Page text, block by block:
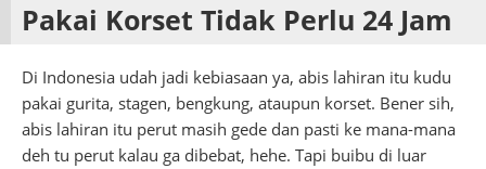
Pakai Korset Tidak Perlu 24 Jam
Di Indonesia udah jadi kebiasaan ya, abis lahiran itu kudu
pakai gurita, stagen, bengkung, ataupun korset. Bener sih,
abis lahiran itu perut masih gede dan pasti ke mana-mana
deh tu perut kalau ga dibebat, hehe. Tapi buibu di luar